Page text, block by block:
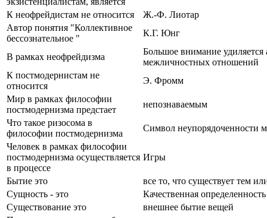
К неофрейдистам не относится
Ж.-Ф. Лиотар
Автор понятия "Коллективное
бессознательное "
К.Г. Юнг
В рамках неофрейдизма
Большое внимание удиляется
межличностных отношений
К постмодернистам не
относится
Э. Фромм
Мир в рамках философии
постмодернизма предстает
непознаваемым
Что такое ризосома в
философии постмодернизма
Символ неупорядоченности
Человек в рамках философии
постмодернизма осуществляется
в процессе
Игры
Бытие это
все то, что существует тем
Сущность - это
Качественная
Существование это
внешнее бытие вещей